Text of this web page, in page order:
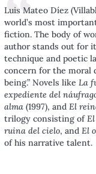
Luis Mateo Díez
world’s most
fiction. The body of
author stands out for
technique and poetic
concern for the moral
being.” Novels like La
expediente del
alma (1997), and El
trilogy consisting of
ruina del cielo, and El
of his narrative talent.